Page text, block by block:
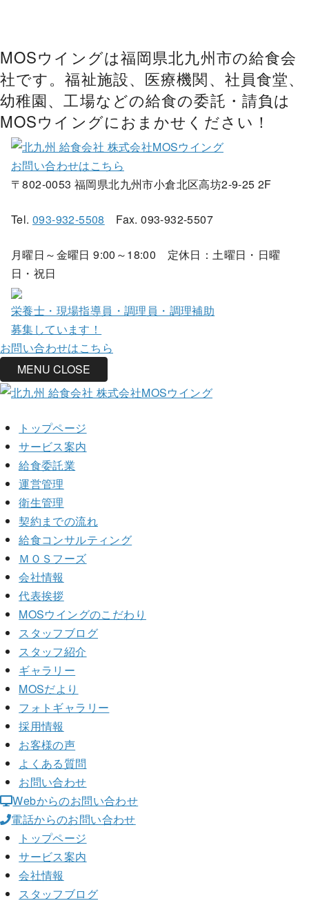
MOSウイングは福岡県北九州市の給食会
社です。福祉施設、医療機関、社員食堂、
幼稚園、工場などの給食の委託・請負は
MOSウイングにおまかせください！
お問い合わせはこちら
〒802-0053 福岡県北九州市小倉北区高坊2-9-25 2F
Tel. 093-932-5508 Fax. 093-932-5507
月曜日～金曜日 9:00～18:00 定休日：土曜日・日曜
日・祝日
栄養士・現場指導員・調理員・調理補助
募集しています！
お問い合わせはこちら
MENU CLOSE
トップページ
サービス案内
給食委託業
運営管理
衛生管理
契約までの流れ
給食コンサルティング
ＭＯＳフーズ
会社情報
代表挨拶
MOSウイングのこだわり
スタッフブログ
スタッフ紹介
ギャラリー
MOSだより
フォトギャラリー
採用情報
お客様の声
よくある質問
お問い合わせ
Webからのお問い合わせ
電話からのお問い合わせ
トップページ
サービス案内
会社情報
スタッフブログ